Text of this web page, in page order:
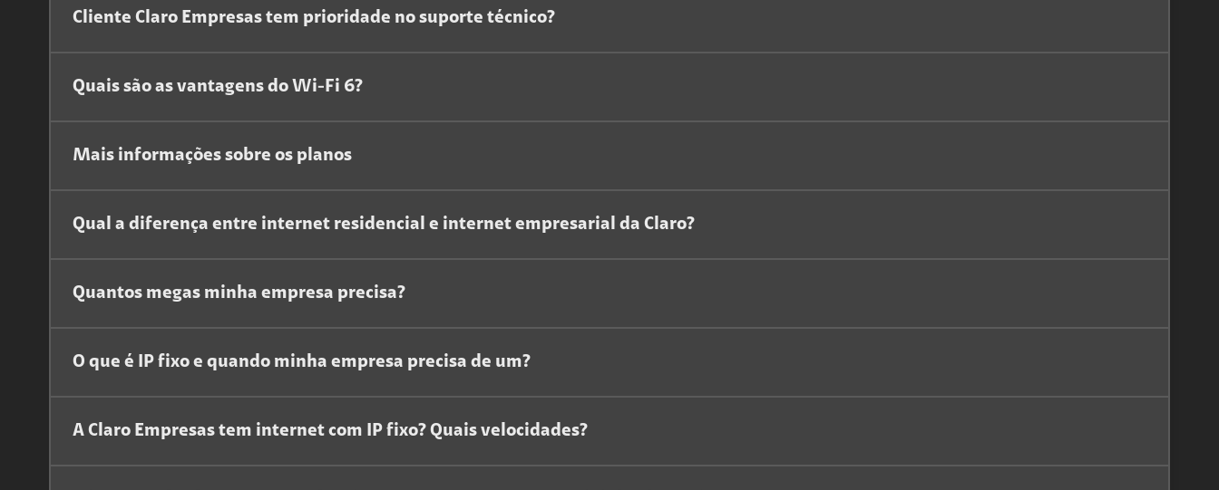
Cliente Claro Empresas tem prioridade no suporte técnico?
Quais são as vantagens do Wi-Fi 6?
Mais informações sobre os planos
Qual a diferença entre internet residencial e internet empresarial da Claro?
Quantos megas minha empresa precisa?
O que é IP fixo e quando minha empresa precisa de um?
A Claro Empresas tem internet com IP fixo? Quais velocidades?